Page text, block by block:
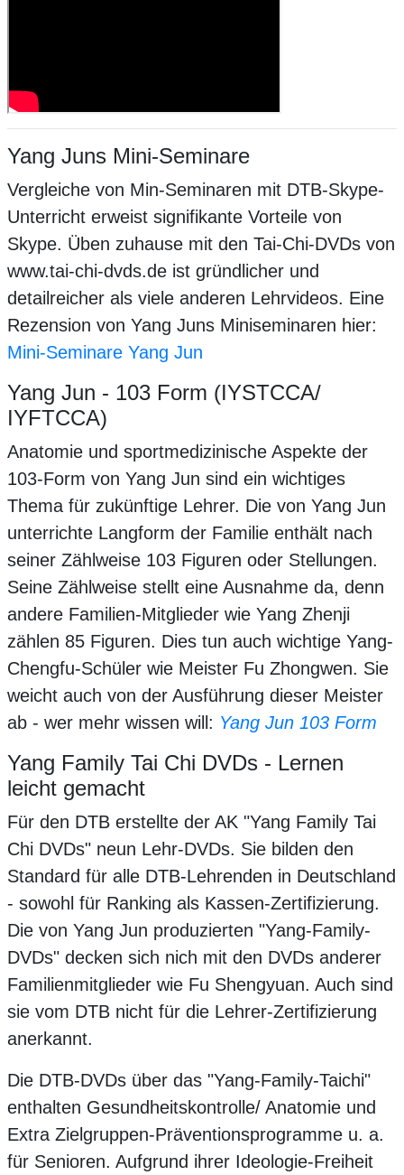
Yang Juns Mini-Seminare
Vergleiche von Min-Seminaren mit DTB-Skype-
Unterricht erweist signifikante Vorteile von
Skype. Üben zuhause mit den Tai-Chi-DVDs von
www.tai-chi-dvds.de ist gründlicher und
detailreicher als viele anderen Lehrvideos. Eine
Rezension von Yang Juns Miniseminaren hier:
Mini-Seminare Yang Jun
Yang Jun - 103 Form (IYSTCCA/
IYFTCCA)
Anatomie und sportmedizinische Aspekte der
103-Form von Yang Jun sind ein wichtiges
Thema für zukünftige Lehrer. Die von Yang Jun
unterrichte Langform der Familie enthält nach
seiner Zählweise 103 Figuren oder Stellungen.
Seine Zählweise stellt eine Ausnahme da, denn
andere Familien-Mitglieder wie Yang Zhenji
zählen 85 Figuren. Dies tun auch wichtige Yang-
Chengfu-Schüler wie Meister Fu Zhongwen. Sie
weicht auch von der Ausführung dieser Meister
ab - wer mehr wissen will: Yang Jun 103 Form
Yang Family Tai Chi DVDs - Lernen
leicht gemacht
Für den DTB erstellte der AK "Yang Family Tai
Chi DVDs" neun Lehr-DVDs. Sie bilden den
Standard für alle DTB-Lehrenden in Deutschland
- sowohl für Ranking als Kassen-Zertifizierung.
Die von Yang Jun produzierten "Yang-Family-
DVDs" decken sich nich mit den DVDs anderer
Familienmitglieder wie Fu Shengyuan. Auch sind
sie vom DTB nicht für die Lehrer-Zertifizierung
anerkannt.
Die DTB-DVDs über das "Yang-Family-Taichi"
enthalten Gesundheitskontrolle/ Anatomie und
Extra Zielgruppen-Präventionsprogramme u. a.
für Senioren. Aufgrund ihrer Ideologie-Freiheit